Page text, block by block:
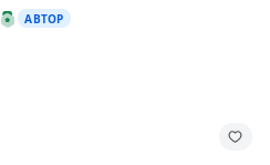
АВТОР